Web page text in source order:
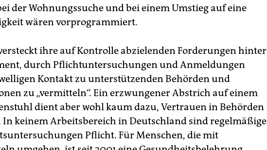
der Wohnungssuche und bei einem Umstieg auf eine
wären vorprogrammiert.
ihre auf Kontrolle abzielenden Forderungen hinter
durch Pflichtuntersuchungen und Anmeldungen
Kontakt zu unterstützenden Behörden und
zu „vermitteln“. Ein erzwungener Abstrich auf einem
dient aber wohl kaum dazu, Vertrauen in Behörden
keinem Arbeitsbereich in Deutschland sind regelmäßige
Pflicht. Für Menschen, die mit